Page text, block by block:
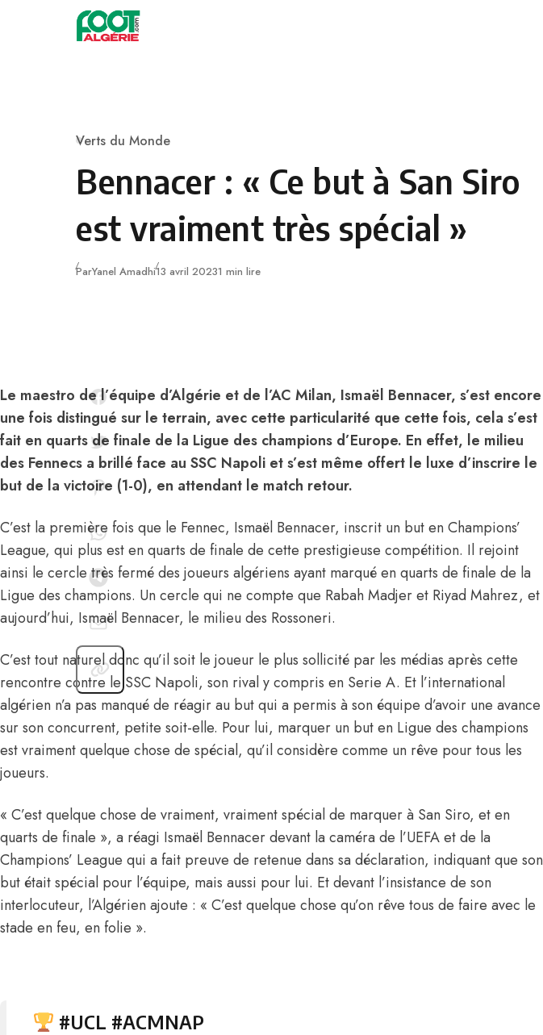
Skip to content
Category
Verts du Monde
Bennacer : « Ce but à San Siro
est vraiment très spécial »
ParYanel AmadhiPublié
13 avril 20231 min lire
Le maestro de l’équipe d’Algérie et de l’AC Milan, Ismaël Bennacer, s’est encore
une fois distingué sur le terrain, avec cette particularité que cette fois, cela s’est
fait en quarts de finale de la Ligue des champions d’Europe. En effet, le milieu
des Fennecs a brillé face au SSC Napoli et s’est même offert le luxe d’inscrire le
but de la victoire (1-0), en attendant le match retour.
C’est la première fois que le Fennec, Ismaël Bennacer, inscrit un but en Champions’
League, qui plus est en quarts de finale de cette prestigieuse compétition. Il rejoint
ainsi le cercle très fermé des joueurs algériens ayant marqué en quarts de finale de la
Ligue des champions. Un cercle qui ne compte que Rabah Madjer et Riyad Mahrez, et
aujourd’hui, Ismaël Bennacer, le milieu des Rossoneri.
C’est tout naturel donc qu’il soit le joueur le plus sollicité par les médias après cette
rencontre contre le SSC Napoli, son rival y compris en Serie A. Et l’international
algérien n’a pas manqué de réagir au but qui a permis à son équipe d’avoir une avance
sur son concurrent, petite soit-elle. Pour lui, marquer un but en Ligue des champions
est vraiment quelque chose de spécial, qu’il considère comme un rêve pour tous les
joueurs.
« C’est quelque chose de vraiment, vraiment spécial de marquer à San Siro, et en
quarts de finale », a réagi Ismaël Bennacer devant la caméra de l’UEFA et de la
Champions’ League qui a fait preuve de retenue dans sa déclaration, indiquant que son
but était spécial pour l’équipe, mais aussi pour lui. Et devant l’insistance de son
interlocuteur, l’Algérien ajoute : « C’est quelque chose qu’on rêve tous de faire avec le
stade en feu, en folie ».
#UCL #ACMNAP